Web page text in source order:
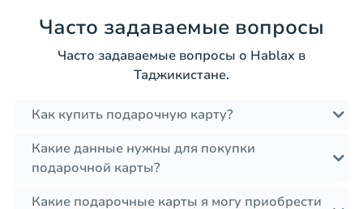
Часто задаваемые вопросы
Часто задаваемые вопросы о Hablax в
Таджикистане.
Как купить подарочную карту?
Какие данные нужны для покупки
подарочной карты?
Какие подарочные карты я могу приобрести